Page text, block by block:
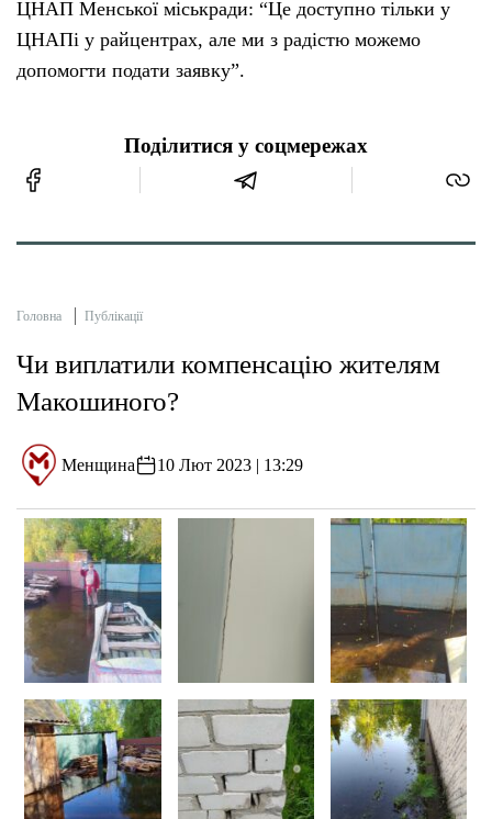
ЦНАП Менської міськради: “Це доступно тільки у
ЦНАПі у райцентрах, але ми з радістю можемо
допомогти подати заявку”.
Поділитися у соцмережах
Головна Публікації
Чи виплатили компенсацію жителям
Макошиного?
Менщина 10 Лют 2023 | 13:29